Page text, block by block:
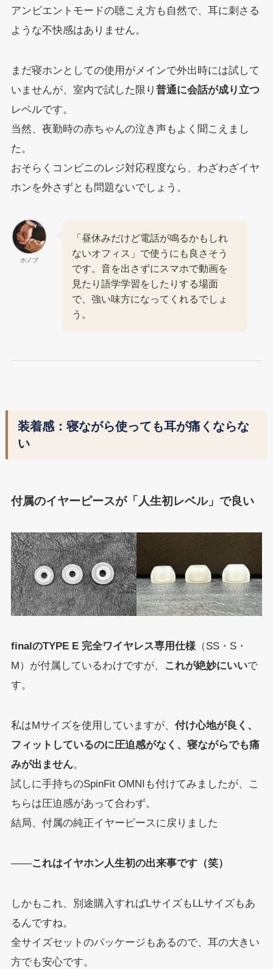
アンビエントモードの聴こえ方も自然で、耳に刺さる
ような不快感はありません。
まだ寝ホンとしての使用がメインで外出時には試して
いませんが、室内で試した限り 普通に会話が成り立つ
レベルです。
当然、夜勤時の赤ちゃんの泣き声もよく聞こえまし
た。
おそらくコンビニのレジ対応程度なら、わざわざイヤ
ホンを外さずとも問題ないでしょう。
ホノブ
「昼休みだけど電話が鳴るかもしれ
ないオフィス」で使うにも良さそう
です。音を出さずにスマホで動画を
見たり語学学習をしたりする場面
で、強い味方になってくれるでしょ
う。
装着感：寝ながら使っても耳が痛くならな
い
付属のイヤーピースが「人生初レベル」で良い
finalのTYPE E 完全ワイヤレス専用仕様（SS・S・
M）が付属しているわけですが、
これが絶妙にいいで
す。
私はMサイズを使用していますが、 付け心地が良く、
フィットしているのに圧迫感がなく、寝ながらでも痛
みが出ません。
試しに手持ちのSpinFit OMNIも付けてみましたが、こ
ちらは圧迫感があって合わず。
結局、付属の純正イヤーピースに戻りました
——これはイヤホン人生初の出来事です（笑）
しかもこれ、別途購入すればLサイズもLLサイズもあ
るんですね。
全サイズセットのパッケージもあるので、耳の大きい
方でも安心です。